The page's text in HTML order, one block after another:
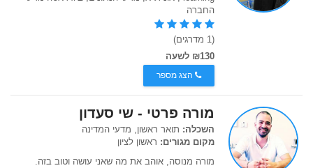
החברה
(1 מדרגים)
₪130 לשעה
הצג מספר
מורה פרטי - שי סעדון
השכלה: תואר ראשון, מדעי המדינה
מקום מגורים: ראשון לציון
מורה מנוסה, אוהב את מה שאני עושה וטוב בזה.